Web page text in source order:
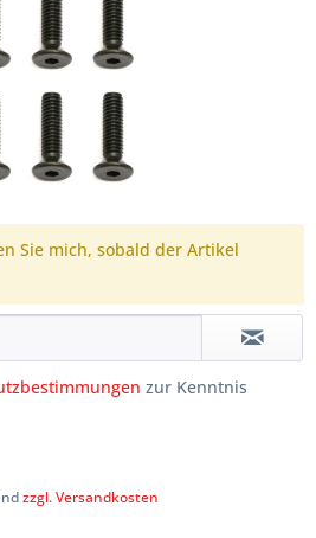
Sie mich, sobald der Artikel
zur Kenntnis
zzgl. Versandkosten